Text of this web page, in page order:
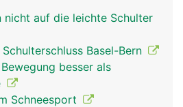
nicht auf die leichte Schulter
Basel-Bern
besser als
Schneesport